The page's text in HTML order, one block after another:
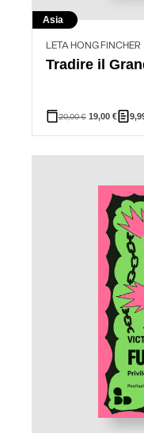
Asia
LETA HONG FINCHER
Tradire il
20,00€ 19,00 €